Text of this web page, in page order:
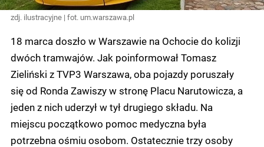
zdj. ilustracyjne | fot. um.warszawa.pl
18 marca doszło w Warszawie na Ochocie do kolizji
dwóch tramwajów. Jak poinformował Tomasz
Zieliński z TVP3 Warszawa, oba pojazdy poruszały
się od Ronda Zawiszy w stronę Placu Narutowicza, a
jeden z nich uderzył w tył drugiego składu. Na
miejscu początkowo pomoc medyczna była
potrzebna ośmiu osobom. Ostatecznie trzy osoby